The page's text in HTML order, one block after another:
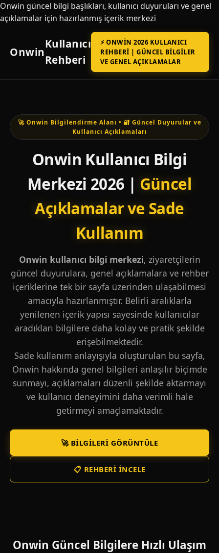
Onwin güncel bilgi başlıkları, kullanıcı duyuruları ve genel
açıklamalar için hazırlanmış içerik merkezi
Onwin
Kullanıcı
Rehberi
⚡ ONWIN 2026 KULLANICI
REHBERI | GÜNCEL BILGILER
VE GENEL AÇIKLAMALAR
🚀 Onwin Bilgilendirme Alanı • 🔐 Güncel Duyurular ve
Kullanıcı Açıklamaları
Onwin Kullanıcı Bilgi
Merkezi 2026 | Güncel
Açıklamalar ve Sade
Kullanım
Onwin kullanıcı bilgi merkezi, ziyaretçilerin
güncel duyurulara, genel açıklamalara ve rehber
içeriklerine tek bir sayfa üzerinden ulaşabilmesi
amacıyla hazırlanmıştır. Belirli aralıklarla
yenilenen içerik yapısı sayesinde kullanıcılar
aradıkları bilgilere daha kolay ve pratik şekilde
erişebilmektedir.
Sade kullanım anlayışıyla oluşturulan bu sayfa,
Onwin hakkında genel bilgileri anlaşılır biçimde
sunmayı, açıklamaları düzenli şekilde aktarmayı
ve kullanıcı deneyimini daha verimli hale
getirmeyi amaçlamaktadır.
🚀 BILGILERI GÖRÜNTÜLE
📋 REHBERI İNCELE
Onwin Güncel Bilgilere Hızlı Ulaşım